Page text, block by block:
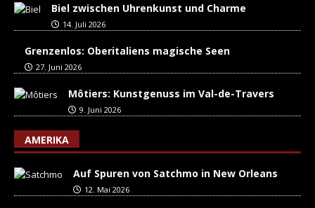
Biel zwischen Uhrenkunst und Charme
14. Juli 2026
Grenzenlos: Oberitaliens magische Seen
27. Juni 2026
Môtiers: Kunstgenuss im Val-de-Travers
9. Juni 2026
AMERIKA
Auf Spuren von Satchmo in New Orleans
12. Mai 2026